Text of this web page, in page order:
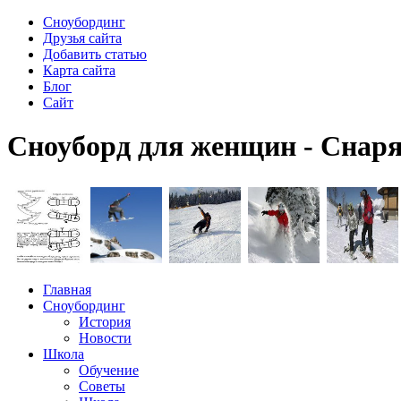
Сноубординг
Друзья сайта
Добавить статью
Карта сайта
Блог
Сайт
Cноуборд для женщин -
Главная
Сноубординг
История
Новости
Школа
Обучение
Советы